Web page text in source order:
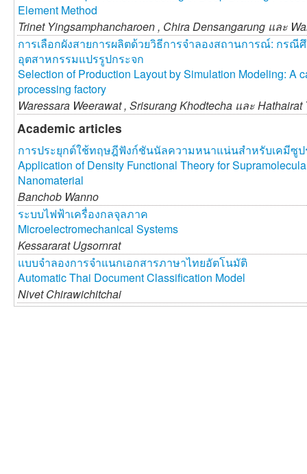
Element Method
Trinet Yingsamphancharoen , Chira Densangarung และ
การเลือกผังสายการผลิตด้วยวิธีการจำลองสถานการณ์: กรณี
อุตสาหกรรมแปรรูปกระจก
Selection of Production Layout by Simulation Modeling: A
processing factory
Waressara Weerawat , Srisurang Khodtecha และHathairat
Academic articles
การประยุกต์ใช้ทฤษฎีฟังก์ชันนัลความหนาแน่นสำหรับเคมีซูป
Application of Density Functional Theory for
Nanomaterial
Banchob Wanno
ระบบไฟฟ้าเครื่องกลจุลภาค
Microelectromechanical Systems
Kessararat Ugsornrat
แบบจำลองการจำแนกเอกสารภาษาไทยอัตโนมัติ
Automatic Thai Document Classification Model
Nivet Chirawichitchai